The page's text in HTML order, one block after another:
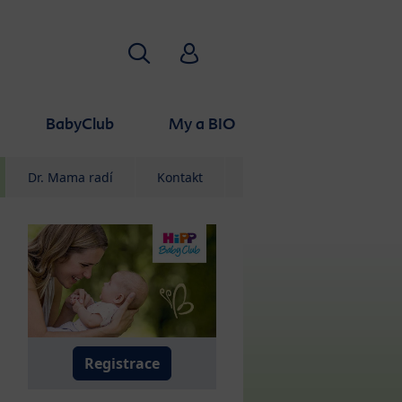
BabyClub My a BIO
VyhledáváníHiPP Babyclub
Dr. Mama radí Kontakt
Registrace